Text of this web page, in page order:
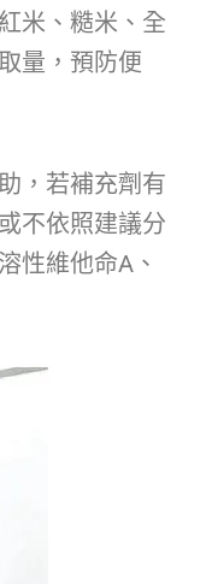
米、糙米、全
量，預防便
，若補充劑有
不依照建議分
性維他命A、